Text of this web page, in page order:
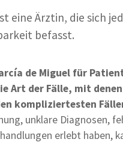
eine Ärztin, die sich
befasst.
de Miguel für
Art der Fälle, mit
kompliziertesten
unklare Diagnosen,
erlebt haben,